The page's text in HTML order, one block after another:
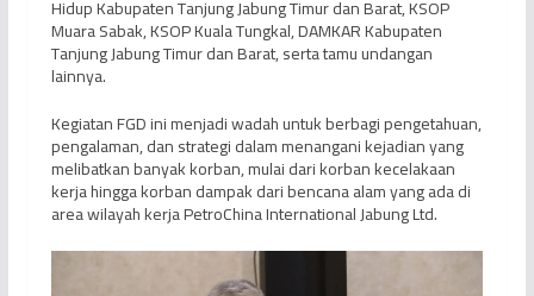
Hidup Kabupaten Tanjung Jabung Timur dan Barat, KSOP
Muara Sabak, KSOP Kuala Tungkal, DAMKAR Kabupaten
Tanjung Jabung Timur dan Barat, serta tamu undangan
lainnya.
Kegiatan FGD ini menjadi wadah untuk berbagi pengetahuan,
pengalaman, dan strategi dalam menangani kejadian yang
melibatkan banyak korban, mulai dari korban kecelakaan
kerja hingga korban dampak dari bencana alam yang ada di
area wilayah kerja PetroChina International Jabung Ltd.